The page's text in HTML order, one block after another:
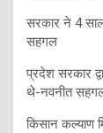
सरकार ने 4
सहगल
प्रदेश सरकार
थे-नवनीत
किसान